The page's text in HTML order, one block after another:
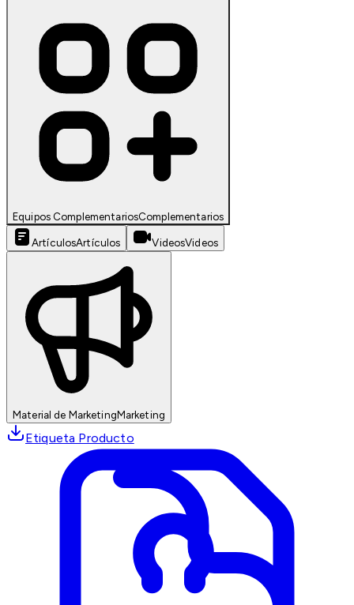
Equipos ComplementariosComplementarios
ArtículosArtículos VideosVideos
Material de MarketingMarketing
Etiqueta Producto